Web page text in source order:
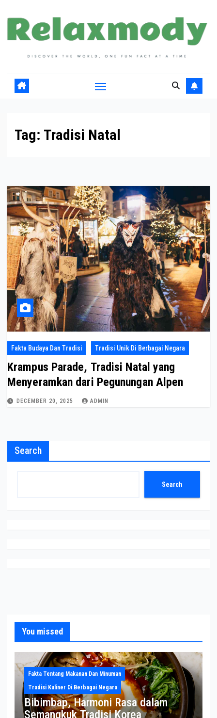
content
Tag: Tradisi Natal
Fakta Budaya Dan Tradisi Tradisi Unik Di Berbagai Negara
Krampus Parade, Tradisi Natal yang
Menyeramkan dari Pegunungan Alpen
DECEMBER 20, 2025 ADMIN
Search
Search
You missed
Fakta Tentang Makanan Dan Minuman
Tradisi Kuliner Di Berbagai Negara
Bibimbap, Harmoni Rasa dalam
Semangkuk Tradisi Korea